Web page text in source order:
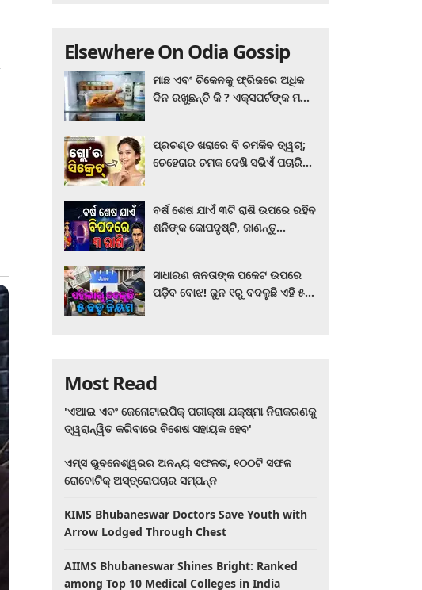
Elsewhere On Odia Gossip
ମାଛ ଏବଂ ଚିକେନକୁ ଫ୍ରିଜରେ ଅଧିକ
ଦିନ ରଖୁଛନ୍ତି କି ? ଏକ୍ସପର୍ଟଙ୍କ ମତ
ପ୍ରଚଣ୍ଡ ଖରାରେ ବି ଚମକିବ ତ୍ୱଚା;
ଚେହେରାର ଚମକ ଦେଖି ସଭିଏଁ ପଚାରିବେ
ବର୍ଷ ଶେଷ ଯାଏଁ ୩ଟି ରାଶି ଉପରେ ରହିବ
ଶନିଙ୍କ କୋପଦୃଷ୍ଟି, ଜାଣନ୍ତୁ
ସାଧାରଣ ଜନତାଙ୍କ ପକେଟ ଉପରେ
ପଡ଼ିବ ବୋଝ! ଜୁନ ୧ରୁ ବଦଳୁଛି ଏହି ୫
Most Read
'ଏଆଇ ଏବଂ ଜେନୋଟାଇପିକ୍ ପରୀକ୍ଷା ଯକ୍ଷ୍ମା ନିରାକରଣକୁ
ତ୍ୱରାନ୍ୱିତ କରିବାରେ ବିଶେଷ ସହାୟକ ହେବ'
ଏମ୍ସ ଭୁବନେଶ୍ୱରର ଅନନ୍ୟ ସଫଳତା, ୧୦୦ଟି ସଫଳ
ରୋବୋଟିକ୍ ଅସ୍ତ୍ରୋପଚାର ସମ୍ପନ୍ନ
KIMS Bhubaneswar Doctors Save Youth with
Arrow Lodged Through Chest
AIIMS Bhubaneswar Shines Bright: Ranked
among Top 10 Medical Colleges in India